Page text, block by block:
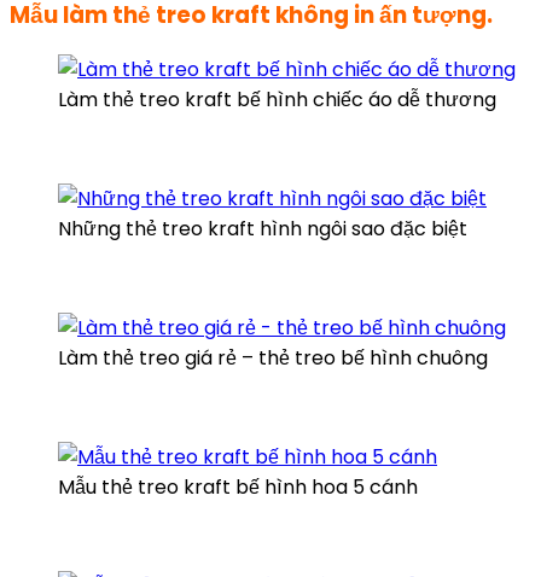
Mẫu làm thẻ treo kraft không in ấn tượng.
Làm thẻ treo kraft bế hình chiếc áo dễ thương
Những thẻ treo kraft hình ngôi sao đặc biệt
Làm thẻ treo giá rẻ – thẻ treo bế hình chuông
Mẫu thẻ treo kraft bế hình hoa 5 cánh